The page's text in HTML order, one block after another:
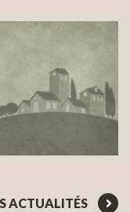
ACTUALITÉS